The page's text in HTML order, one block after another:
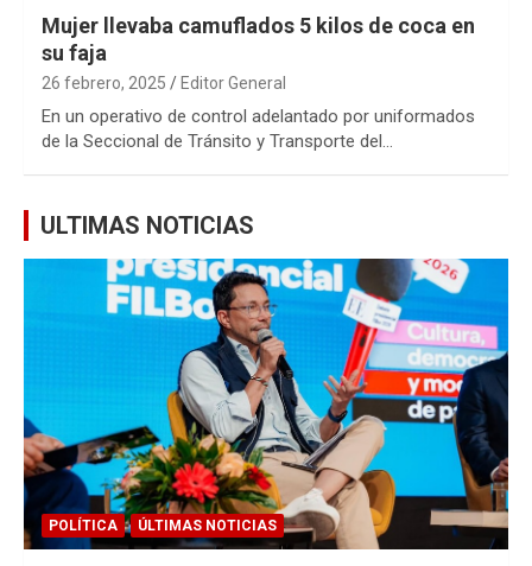
Mujer llevaba camuflados 5 kilos de coca en
su faja
26 febrero, 2025 Editor General
En un operativo de control adelantado por uniformados
de la Seccional de Tránsito y Transporte del…
ULTIMAS NOTICIAS
POLÍTICA ÚLTIMAS NOTICIAS